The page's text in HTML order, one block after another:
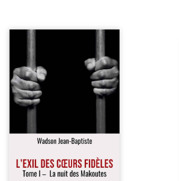
« Une nuit suffit parfois pour
briser une famille… mais
certaines fidélités traversent
les années. » Haïti, sous la
dictature des Duvalier. La peur
s’étend jusque dans les
villages les plus reculés. À
Bainet, Jean-Joël Joli mène une
existence paisible avec sa
famille. Chef de section
respecté, il refuse pourtant de
fermer les yeux sur l’injustice.
Mais, dans un ...